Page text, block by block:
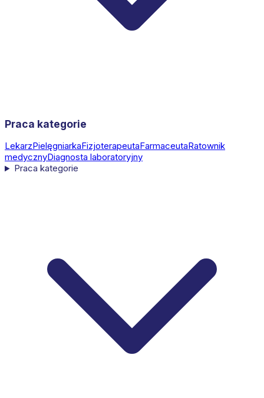
Praca kategorie
LekarzPielęgniarkaFizjoterapeutaFarmaceutaRatownik
medycznyDiagnosta laboratoryjny
Praca kategorie